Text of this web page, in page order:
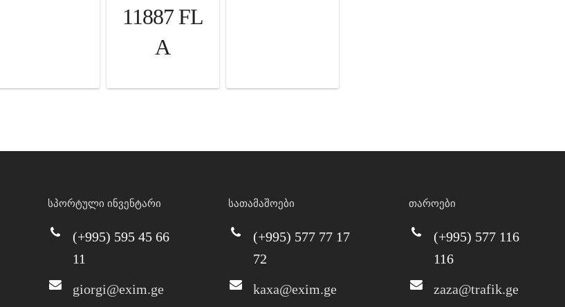
11887 FL
A
სპორტული ინვენტარი
(+995) 595 45 66
11
giorgi@exim.ge
სათამაშოები
(+995) 577 77 17
72
kaxa@exim.ge
თაროები
(+995) 577 116
116
zaza@trafik.ge